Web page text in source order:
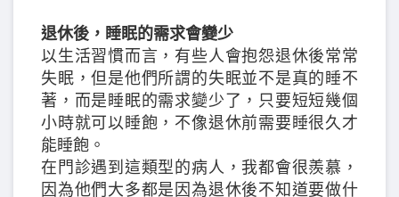
退休後，睡眠的需求會變少
以生活習慣而言，有些人會抱怨退休後常常
失眠，但是他們所謂的失眠並不是真的睡不
著，而是睡眠的需求變少了，只要短短幾個
小時就可以睡飽，不像退休前需要睡很久才
能睡飽。
在門診遇到這類型的病人，我都會很羨慕，
因為他們大多都是因為退休後不知道要做什